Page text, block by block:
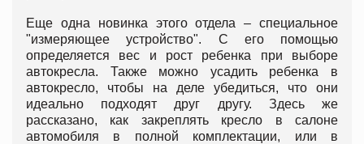
Еще одна новинка этого отдела – специальное
"измеряющее устройство". С его помощью
определяется вес и рост ребенка при выборе
автокресла. Также можно усадить ребенка в
автокресло, чтобы на деле убедиться, что они
идеально подходят друг другу. Здесь же
рассказано, как закреплять кресло в салоне
автомобиля в полной комплектации, или в